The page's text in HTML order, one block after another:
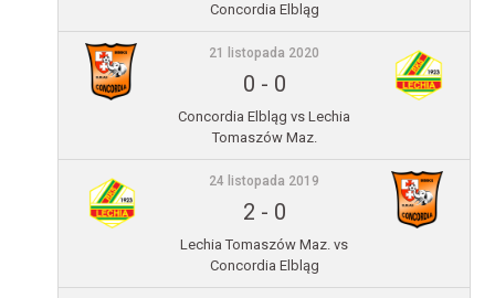
Concordia Elbląg
21 listopada 2020
0 - 0
Concordia Elbląg vs Lechia
Tomaszów Maz.
24 listopada 2019
2 - 0
Lechia Tomaszów Maz. vs
Concordia Elbląg